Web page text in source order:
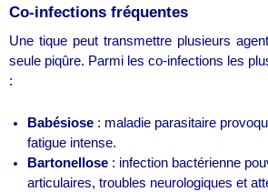
Co-infections fréquentes
Une tique peut transmettre plusieurs
seule piqûre. Parmi les co-infections les
:
Babésiose : maladie parasitaire
fatigue intense.
Bartonellose : infection bactérienne
articulaires, troubles neurologiques et